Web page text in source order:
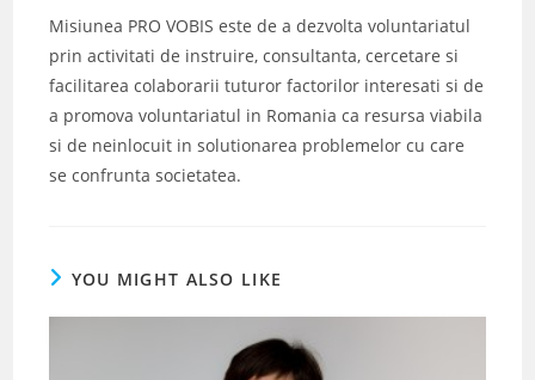
Misiunea PRO VOBIS este de a dezvolta voluntariatul
prin activitati de instruire, consultanta, cercetare si
facilitarea colaborarii tuturor factorilor interesati si de
a promova voluntariatul in Romania ca resursa viabila
si de neinlocuit in solutionarea problemelor cu care
se confrunta societatea.
YOU MIGHT ALSO LIKE